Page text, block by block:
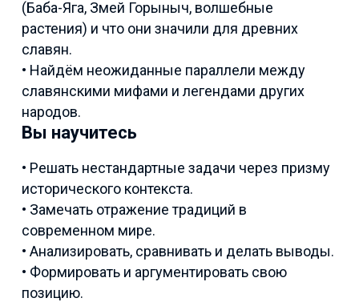
(Баба-Яга, Змей Горыныч, волшебные
растения) и что они значили для древних
славян.
• Найдём неожиданные параллели между
славянскими мифами и легендами других
народов.
Вы научитесь
• Решать нестандартные задачи через призму
исторического контекста.
• Замечать отражение традиций в
современном мире.
• Анализировать, сравнивать и делать выводы.
• Формировать и аргументировать свою
позицию.